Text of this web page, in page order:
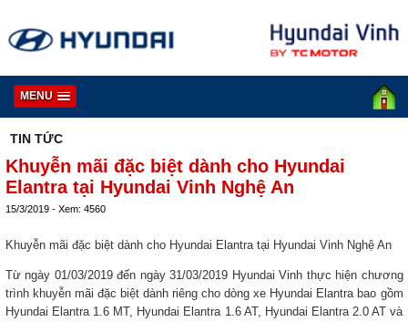
MENU
TIN TỨC
Khuyễn mãi đặc biệt dành cho Hyundai
Elantra tại Hyundai Vinh Nghệ An
15/3/2019 - Xem: 4560
Khuyễn mãi đặc biệt dành cho Hyundai Elantra tại Hyundai Vinh Nghệ An
Từ ngày 01/03/2019 đến ngày 31/03/2019 Hyundai Vinh thực hiện chương
trình khuyễn mãi đặc biệt dành riêng cho dòng xe Hyundai Elantra bao gồm
Hyundai Elantra 1.6 MT, Hyundai Elantra 1.6 AT, Hyundai Elantra 2.0 AT và